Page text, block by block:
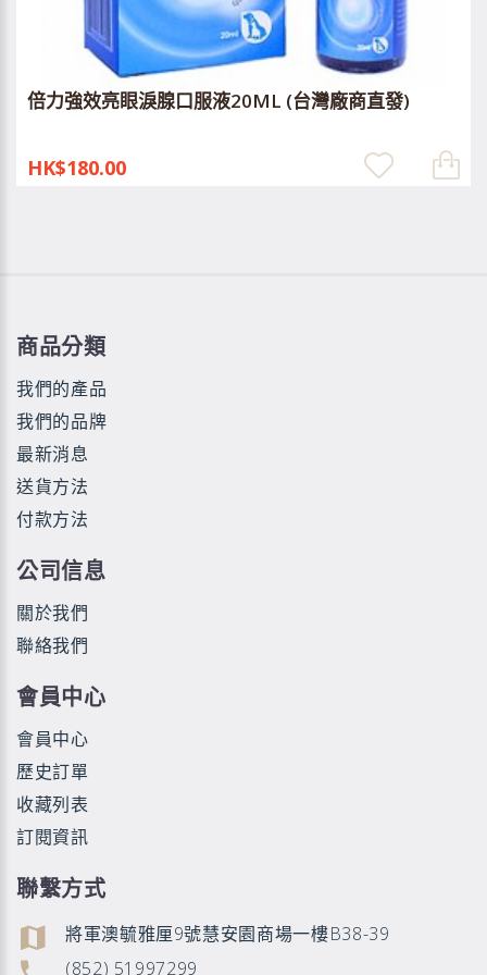
倍力強效亮眼淚腺口服液20ML (台灣廠商直發)
HK$180.00
商品分類
我們的產品
我們的品牌
最新消息
送貨方法
付款方法
公司信息
關於我們
聯絡我們
會員中心
會員中心
歷史訂單
收藏列表
訂閱資訊
聯繫方式
將軍澳毓雅厘9號慧安園商場一樓B38-39
(852) 51997299